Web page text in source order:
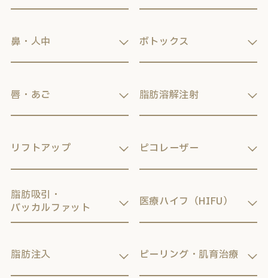
鼻・人中
唇・あご
リフトアップ
脂肪吸引・
バッカルファット
脂肪注入
ボトックス
脂肪溶解注射
ピコレーザー
医療ハイフ（HIFU）
ピーリング・肌育治療